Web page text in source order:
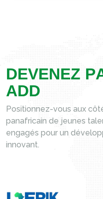
DEVENEZ P
ADD
Positionnez-vous aux
panafricain de jeunes
engagés pour un
innovant.